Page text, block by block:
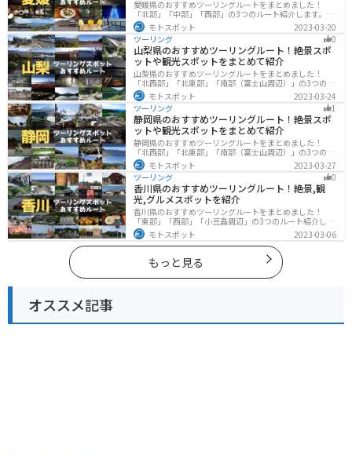
愛媛県のおすすめツーリングルートをまとめました！
「北部」「中部」「西部」の3つのルート紹介します。山
や海といった自然だけでなく、気軽に渡れる島もあり
様々な楽しみ方ができます。バイクで愛媛県にツーリン
グに行く際は参考にしてください。
モトスポット
2023-03-20
ツーリング
0
山梨県のおすすめツーリングルート！絶景スポ
ットや観光スポットをまとめて紹介
山梨県のおすすめツーリングルートをまとめました！
「北西部」「北東部」「南部（富士山周辺）」の3つのル
ート紹介します。富士山を中心に自然豊かな景色や食事
を楽しめるスポットが多数あります。バイクで山梨県に
ツーリングに行く際は参考にしてください。
モトスポット
2023-03-24
ツーリング
1
静岡県のおすすめツーリングルート！絶景スポ
ットや観光スポットをまとめて紹介
静岡県のおすすめツーリングルートをまとめました！
「北西部」「北東部」「南部（富士山周辺）」の3つのル
ート紹介します。富士山を中心に自然豊かな景色や食事
を楽しめるスポットが多数あります。バイクで静岡県に
ツーリングに行く際は参考にしてください。
モトスポット
2023-03-27
ツーリング
0
香川県のおすすめツーリングルート！絶景,観
光,グルメスポットを紹介
香川県のおすすめツーリングルートをまとめました！
「東部」「西部」「小豆島周辺」の3つのルート紹介しま
す。自然豊かな山から海、絶品グルメを満喫するツーリ
ングができます。バイクで香川県にツーリングに行く際
は参考にしてください。
モトスポット 2023-03-06
もっと見る
オススメ記事